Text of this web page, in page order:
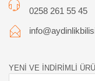
0258 261 55 45
YENİ VE İNDİRİMLİ